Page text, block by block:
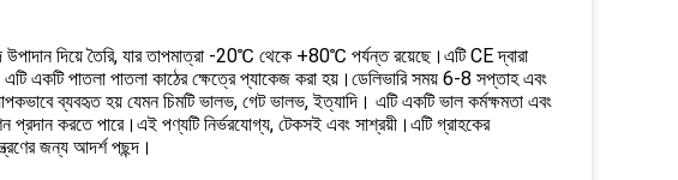
উপাদান দিয়ে তৈরি, যার তাপমাত্রা -20℃ থেকে +80℃ পর্যন্ত রয়েছে।এটি CE দ্বারা
একটি পাতলা পাতলা কাঠের ক্ষেত্রে প্যাকেজ করা হয়।ডেলিভারি সময় 6-8 সপ্তাহ এবং
ব্যবহৃত হয় যেমন চিমটি ভালভ, গেট ভালভ, ইত্যাদি। এটি একটি ভাল কর্মক্ষমতা এবং
প্রদান করতে পারে।এই পণ্যটি নির্ভরযোগ্য, টেকসই এবং সাশ্রয়ী।এটি গ্রাহকের
জন্য আদর্শ পছন্দ।